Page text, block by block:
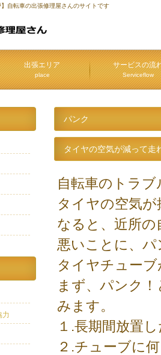
自転車の出張修理屋さんのサイトです
出張エリア
place
サービスの流
Serviceflow
パンク
タイヤの空気が減って
自転車のトラ
タイヤの空気
なると、近所
悪いことに、
タイヤチュー
まず、パンク
みます。
１.長期間放置
２.チューブに
力